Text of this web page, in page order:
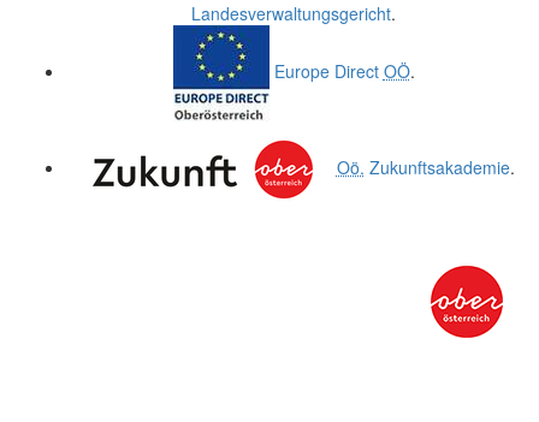
Landesverwaltungsgericht.
Europe Direct OÖ.
Oö. Zukunftsakademie.